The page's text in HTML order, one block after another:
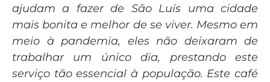
ajudam a fazer de São Luís uma cidade
mais bonita e melhor de se viver. Mesmo em
meio à pandemia, eles não deixaram de
trabalhar um único dia, prestando este
serviço tão essencial à população. Este café